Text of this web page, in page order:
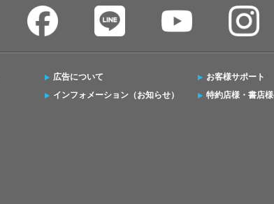
広告について
インフォメーション（お知らせ）
お客様サポート
特約店様・書店